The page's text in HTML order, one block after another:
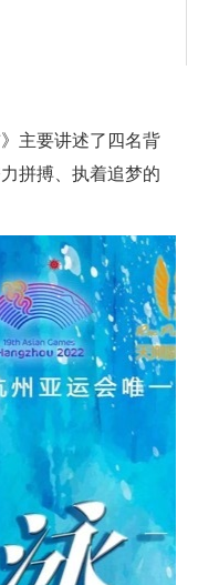
主要讲述了四名背
拼搏、执着追梦的